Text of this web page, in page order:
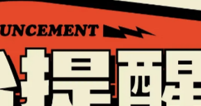
護眼又安全，用腳踩也不會破。